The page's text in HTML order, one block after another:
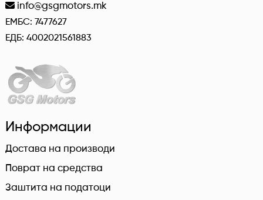
info@gsgmotors.mk
ЕМБС: 7477627
ЕДБ: 4002021561883
Информации
Достава на производи
Поврат на средства
Заштита на податоци